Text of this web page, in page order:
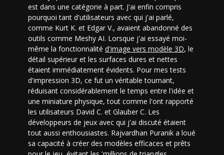
est dans une catégorie à part. J'ai enfin compris
pourquoi tant d'utilisateurs avec qui j'ai parlé,
comme Kurt K. et Edgar V., avaient abandonné des
outils comme Meshy AI. Lorsque j'ai essayé moi-
même la fonctionnalité d'image vers modèle 3D, le
détail supérieur et les surfaces dures et nettes
étaient immédiatement évidents. Pour mes tests
d'impression 3D, ce fut un véritable tournant,
réduisant considérablement le temps entre l'idée et
une miniature physique, tout comme l'ont rapporté
les utilisateurs David C. et Glauber C. Les
développeurs de jeux avec qui j'ai discuté étaient
tout aussi enthousiastes. Rajvardhan Puranik a loué
sa capacité à créer des modèles efficaces et prêts